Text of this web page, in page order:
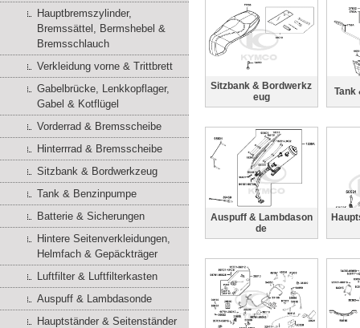
Hauptbremszylinder,
Bremssättel, Bermshebel &
Bremsschlauch
Verkleidung vorne & Trittbrett
Gabelbrücke, Lenkkopflager,
Gabel & Kotflügel
Vorderrad & Bremsscheibe
Hinterrrad & Bremsscheibe
Sitzbank & Bordwerkzeug
Tank & Benzinpumpe
Batterie & Sicherungen
Hintere Seitenverkleidungen,
Helmfach & Gepäckträger
Luftfilter & Luftfilterkasten
Auspuff & Lambdasonde
Hauptständer & Seitenständer
Sitzbank & Bordwerkz
eug
Tank
Auspuff & Lambdason
de